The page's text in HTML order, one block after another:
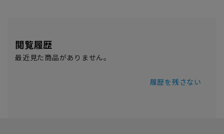
閲覧履歴
最近見た商品がありません。
履歴を残さない